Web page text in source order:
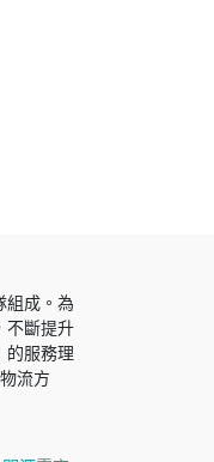
組成。為
不斷提升
的服務理
流方